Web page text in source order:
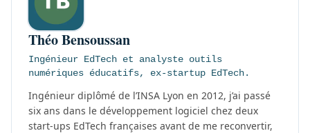
Théo Bensoussan
Ingénieur EdTech et analyste outils
numériques éducatifs, ex-startup EdTech.
Ingénieur diplômé de l’INSA Lyon en 2012, j’ai passé
six ans dans le développement logiciel chez deux
start-ups EdTech françaises avant de me reconvertir,